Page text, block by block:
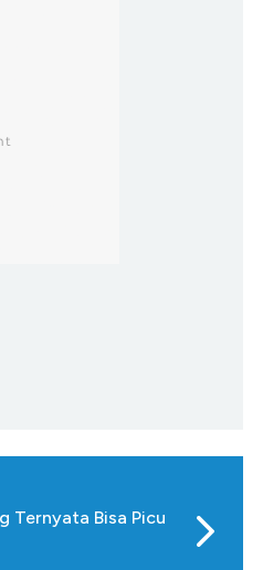
Ternyata Bisa Picu